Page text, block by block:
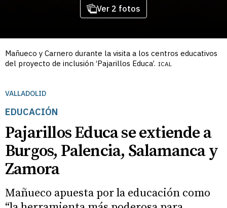
Ver 2 fotos
Mañueco y Carnero durante la visita a los centros educativos
del proyecto de inclusión ‘Pajarillos Educa’. ICAL
VALLADOLID
EDUCACIÓN
Pajarillos Educa se extiende a
Burgos, Palencia, Salamanca y
Zamora
Mañueco apuesta por la educación como